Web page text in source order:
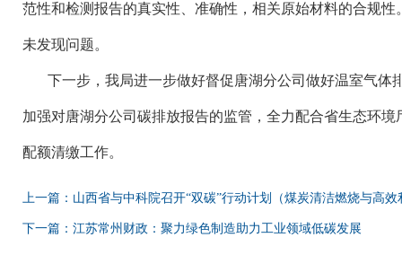
范性和检测报告的真实性、准确性，相关原始材料的合规
未发现问题。
下一步，我局进一步做好督促唐湖分公司做好温室气体
加强对唐湖分公司碳排放报告的监管，全力配合省生态环
配额清缴工作。
上一篇：山西省与中科院召开“双碳”行动计划（煤炭清洁燃烧与高
下一篇：江苏常州财政：聚力绿色制造助力工业领域低碳发展